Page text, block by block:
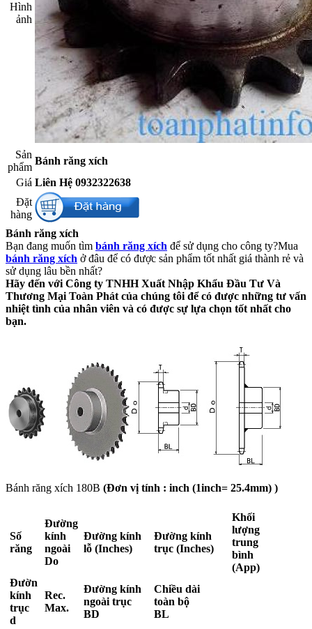
Hình
ảnh​
Sản
phẩm​
Bánh răng xích
Giá​ Liên Hệ 0932322638
Đặt
hàng​
Bánh răng xích
Bạn đang muốn tìm bánh răng xích để sử dụng cho công ty?Mua
bánh răng xích ở đâu để có được sản phẩm tốt nhất giá thành rẻ và
sử dụng lâu bền nhất?
Hãy đến với Công ty TNHH Xuất Nhập Khẩu Đầu Tư Và
Thương Mại Toàn Phát của chúng tôi để có được những tư vấn
nhiệt tình của nhân viên và có được sự lựa chọn tốt nhất cho
bạn.
Bánh răng xích 180B (Đơn vị tính : inch (1inch= 25.4mm) )
Số
răng
Đường
kính
ngoài
Do
Đường kính
lỗ (Inches)
Đường kính
trục (Inches)
Khối
lượng
trung
bình
(App)
Đườn
kính
trục
d
Rec.
Max.
Đường kính
ngoài trục
BD
Chiều dài
toàn bộ
BL